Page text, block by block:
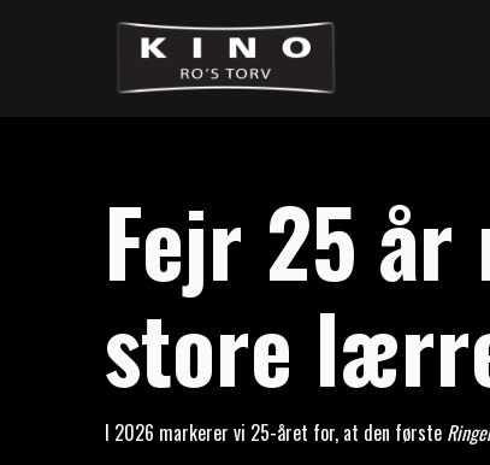
Fejr 25 år
store
I 2026 markerer vi 25-året for, at den første